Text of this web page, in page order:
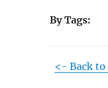
By Tags:
<- Back to